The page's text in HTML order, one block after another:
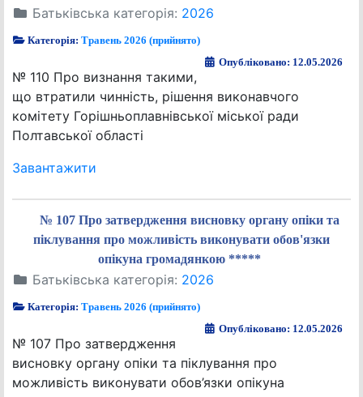
Батьківська категорія: 2026
Категорія:Травень 2026 (прийнято)
Опубліковано: 12.05.2026
№ 110 Про визнання такими,
що втратили чинність, рішення виконавчого
комітету Горішньоплавнівської міської ради
Полтавської області
Завантажити
№ 107 Про затвердження висновку органу опіки та
піклування про можливість виконувати обов'язки
опікуна громадянкою *****
Батьківська категорія: 2026
Категорія:Травень 2026 (прийнято)
Опубліковано: 12.05.2026
№ 107 Про затвердження
висновку органу опіки та піклування про
можливість виконувати обов’язки опікуна